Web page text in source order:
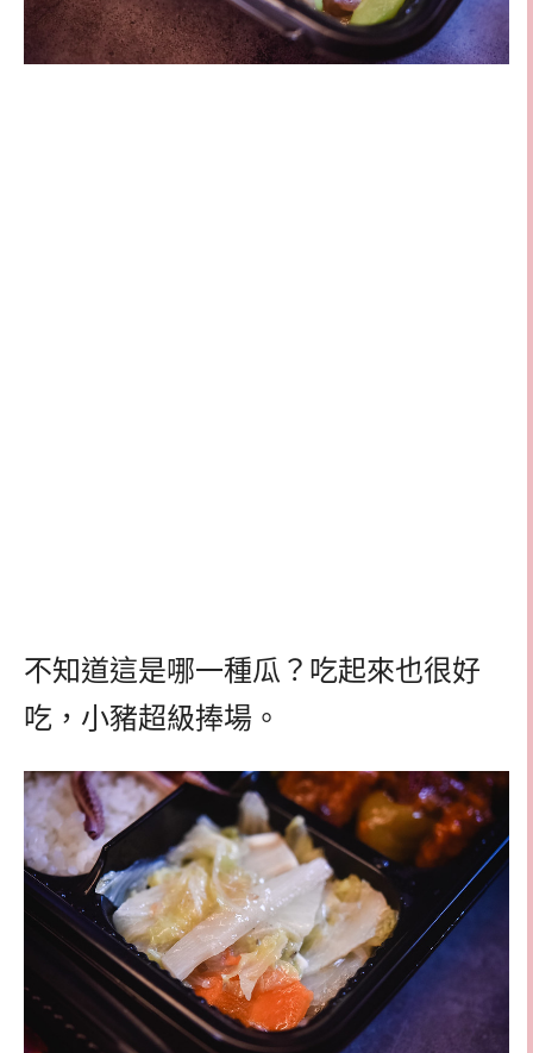
不知道這是哪一種瓜？吃起來也很好
吃，小豬超級捧場。